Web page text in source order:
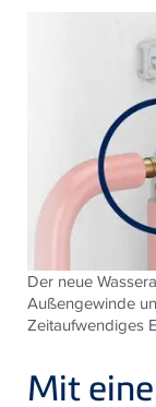
Der neue
Außengewinde
Zeitaufwendiges
Mit